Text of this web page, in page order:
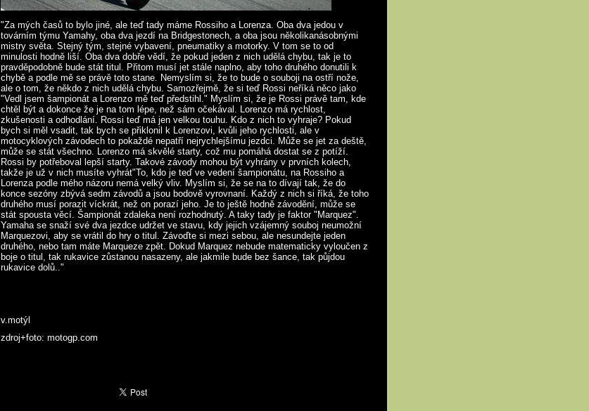
"Za mých časů to bylo jiné, ale teď tady máme Rossiho a Lorenza. Oba dva jedou v
továrním týmu Yamahy, oba dva jezdí na Bridgestonech, a oba jsou několikanásobnými
mistry světa. Stejný tým, stejné vybavení, pneumatiky a motorky. V tom se to od
minulosti hodně liší. Oba dva dobře vědí, že pokud jeden z nich udělá chybu, tak je to
pravděpodobně bude stát titul. Přitom musí jet stále naplno, aby toho druhého donutili k
chybě a podle mě se právě toto stane. Nemyslím si, že to bude o souboji na ostří nože,
ale o tom, že někdo z nich udělá chybu. Samozřejmě, že si teď Rossi neříká něco jako
"Vedl jsem šampionát a Lorenzo mě teď předstihl." Myslím si, že je Rossi právě tam, kde
chtěl být a dokonce že je na tom lépe, než sám očekával. Lorenzo má rychlost,
zkušenosti a odhodlání. Rossi teď má jen velkou touhu. Kdo z nich to vyhraje? Pokud
bych si měl vsadit, tak bych se přiklonil k Lorenzovi, kvůli jeho rychlosti, ale v
motocyklových závodech to pokaždé nepatří nejrychlejšímu jezdci. Může se jet za deště,
může se stát všechno. Lorenzo má skvělé starty, což mu pomáhá dostat se z potíží.
Rossi by potřeboval lepší starty. Takové závody mohou být vyhrány v prvních kolech,
takže je už v nich musíte vyhrát"To, kdo je teď ve vedení šampionátu, na Rossiho a
Lorenza podle mého názoru nemá velký vliv. Myslím si, že se na to dívají tak, že do
konce sezóny zbývá sedm závodů a jsou bodově vyrovnaní. Každý z nich si říká, že toho
druhého musí porazit víckrát, než on porazí jeho. Je to ještě hodně závodění, může se
stát spousta věcí. Šampionát zdaleka není rozhodnutý. A taky tady je faktor "Marquez".
Yamaha se snaží své dva jezdce udržet ve stavu, kdy jejich vzájemný souboj neumožní
Marquezovi, aby se vrátil do hry o titul. Závoďte si mezi sebou, ale nesundejte jeden
druhého, nebo tam máte Marqueze zpět. Dokud Marquez nebude matematicky vyloučen z
boje o titul, tak rukavice zůstanou nasazeny, ale jakmile bude bez šance, tak půjdou
rukavice dolů.."
v.motýl
zdroj+foto: motogp.com